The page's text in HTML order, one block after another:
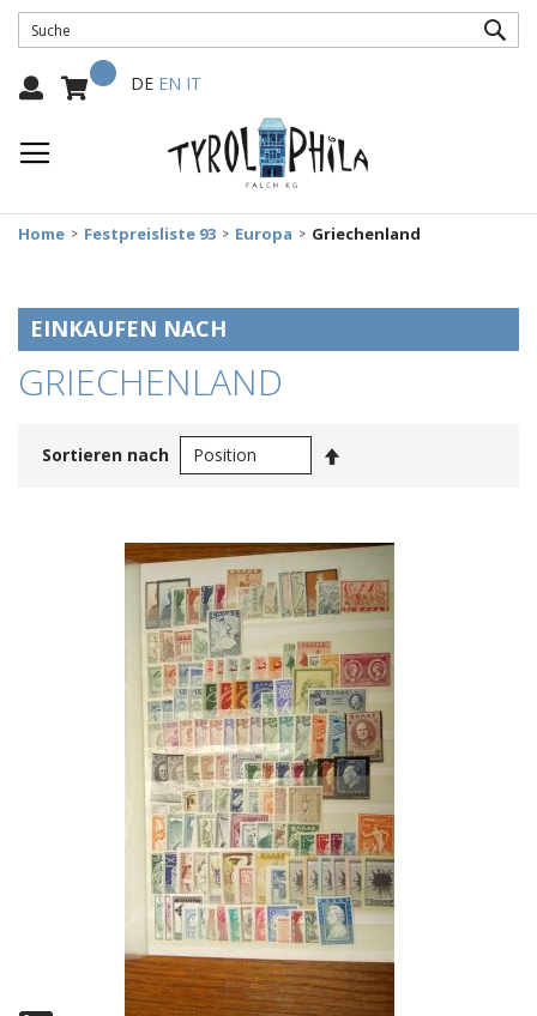
Mein Warenkorb
Select
DE EN IT
Home Festpreisliste 93 Europa Griechenland
GRIECHENLAND
Sortieren nach
EINKAUFEN NACH